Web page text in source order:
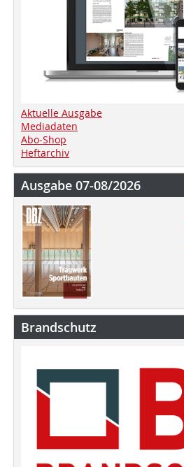
Aktuelle Ausgabe
Mediadaten
Abo-Shop
Heftarchiv
Ausgabe 07-08/2026
Brandschutz